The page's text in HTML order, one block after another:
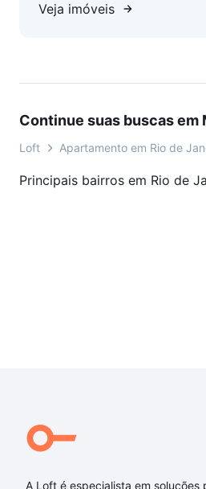
Veja imóveis
Continue suas buscas em
Loft Apartamento em Rio de
A Loft é especialista em soluções